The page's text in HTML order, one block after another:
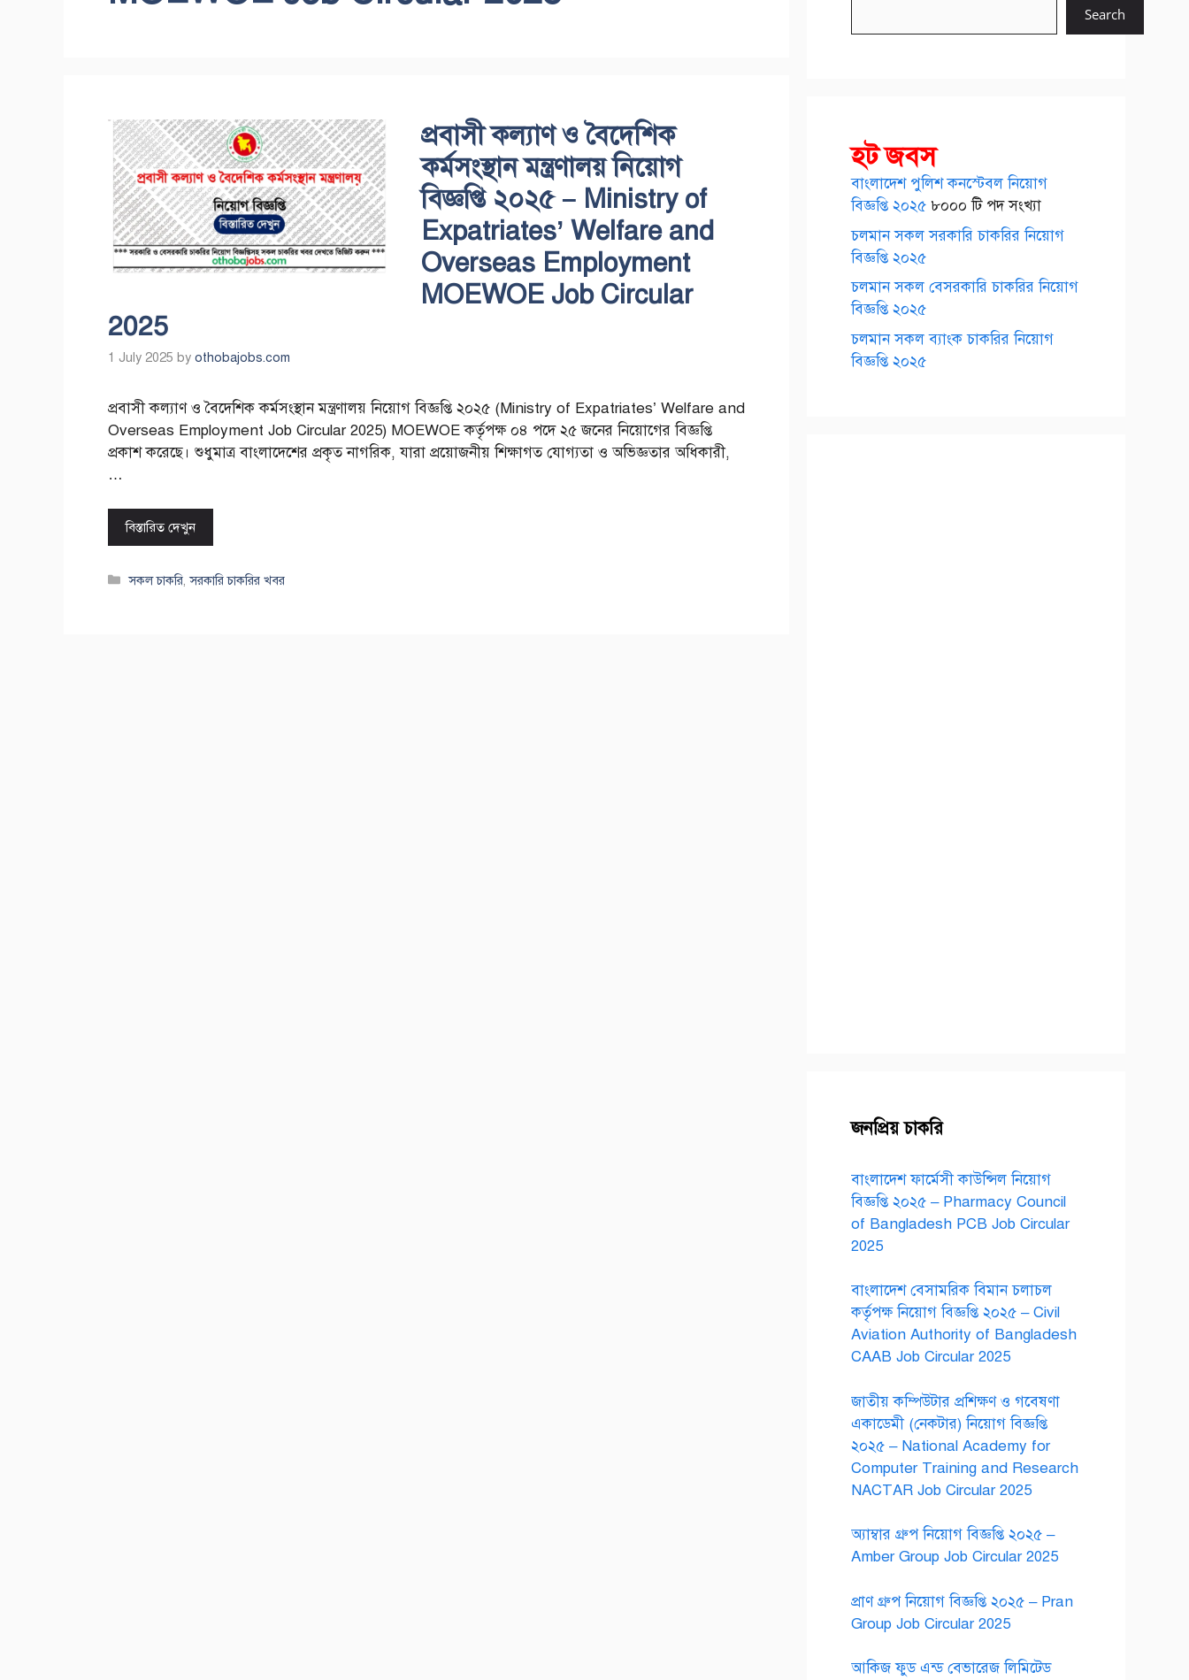
প্রবাসী কল্যাণ ও বৈদেশিক
কর্মসংস্থান মন্ত্রণালয় নিয়োগ
বিজ্ঞপ্তি ২০২৫ – Ministry of
Expatriates’ Welfare and
Overseas Employment
MOEWOE Job Circular
2025
1 July 2025 by othobajobs.com
প্রবাসী কল্যাণ ও বৈদেশিক কর্মসংস্থান মন্ত্রণালয় নিয়োগ বিজ্ঞপ্তি ২০২৫ (Ministry of Expatriates’ Welfare and
Overseas Employment Job Circular 2025) MOEWOE কর্তৃপক্ষ ০৪ পদে ২৫ জনের নিয়োগের বিজ্ঞপ্তি
প্রকাশ করেছে। শুধুমাত্র বাংলাদেশের প্রকৃত নাগরিক, যারা প্রয়োজনীয় শিক্ষাগত যোগ্যতা ও অভিজ্ঞতার অধিকারী,
…
বিস্তারিত দেখুন
Categories
সকল চাকরি,সরকারি চাকরির খবর
Search
হট জবস
বাংলাদেশ পুলিশ কনস্টেবল নিয়োগ
বিজ্ঞপ্তি ২০২৫ ৮০০০ টি পদ সংখ্যা
চলমান সকল সরকারি চাকরির নিয়োগ
বিজ্ঞপ্তি ২০২৫
চলমান সকল বেসরকারি চাকরির নিয়োগ
বিজ্ঞপ্তি ২০২৫
চলমান সকল ব্যাংক চাকরির নিয়োগ
বিজ্ঞপ্তি ২০২৫
জনপ্রিয় চাকরি
বাংলাদেশ ফার্মেসী কাউন্সিল নিয়োগ
বিজ্ঞপ্তি ২০২৫ – Pharmacy Council
of Bangladesh PCB Job Circular
2025
বাংলাদেশ বেসামরিক বিমান চলাচল
কর্তৃপক্ষ নিয়োগ বিজ্ঞপ্তি ২০২৫ – Civil
Aviation Authority of Bangladesh
CAAB Job Circular 2025
জাতীয় কম্পিউটার প্রশিক্ষণ ও গবেষণা
একাডেমী (নেকটার) নিয়োগ বিজ্ঞপ্তি
২০২৫ – National Academy for
Computer Training and Research
NACTAR Job Circular 2025
অ্যাম্বার গ্রুপ নিয়োগ বিজ্ঞপ্তি ২০২৫ –
Amber Group Job Circular 2025
প্রাণ গ্রুপ নিয়োগ বিজ্ঞপ্তি ২০২৫ – Pran
Group Job Circular 2025
আকিজ ফুড এন্ড বেভারেজ লিমিটেড